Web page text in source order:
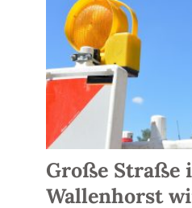
Große Straße
Wallenhorst